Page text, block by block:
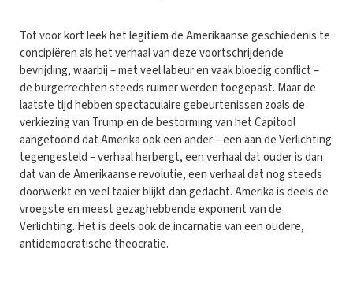
Tot voor kort leek het legitiem de Amerikaanse geschiedenis te
concipiëren als het verhaal van deze voortschrijdende
bevrijding, waarbij – met veel labeur en vaak bloedig conflict –
de burgerrechten steeds ruimer werden toegepast. Maar de
laatste tijd hebben spectaculaire gebeurtenissen zoals de
verkiezing van Trump en de bestorming van het Capitool
aangetoond dat Amerika ook een ander – een aan de Verlichting
tegengesteld – verhaal herbergt, een verhaal dat ouder is dan
dat van de Amerikaanse revolutie, een verhaal dat nog steeds
doorwerkt en veel taaier blijkt dan gedacht. Amerika is deels de
vroegste en meest gezaghebbende exponent van de
Verlichting. Het is deels ook de incarnatie van een oudere,
antidemocratische theocratie.